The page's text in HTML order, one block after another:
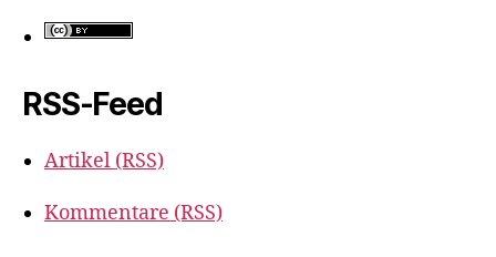
RSS-Feed
Artikel (RSS)
Kommentare (RSS)